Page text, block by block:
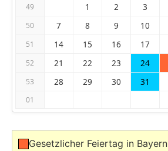
49 1 2 3
50 7 8 9 10
51 14 15 16 17
52 21 22 23 24
53 28 29 30 31
01
Gesetzlicher Feiertag in Bayern